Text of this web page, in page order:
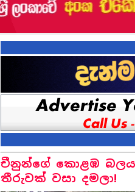
චීනුන්ගේ කොළඹ
තීරුවක් වසා දමලා!